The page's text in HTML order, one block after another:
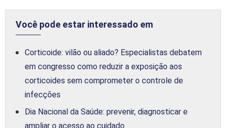
Você pode estar interessado em
Corticoide: vilão ou aliado? Especialistas debatem
em congresso como reduzir a exposição aos
corticoides sem comprometer o controle de
infecções
Dia Nacional da Saúde: prevenir, diagnosticar e
ampliar o acesso ao cuidado